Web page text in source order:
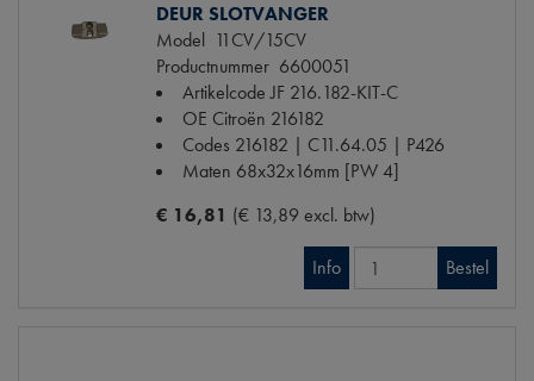
DEUR SLOTVANGER
Model 11CV/15CV
Productnummer 6600051
Artikelcode JF 216.182-KIT-C
OE Citroën 216182
Codes 216182 | C11.64.05 | P426
Maten 68x32x16mm [PW 4]
€ 16,81 (€ 13,89 excl. btw)
Info Bestel